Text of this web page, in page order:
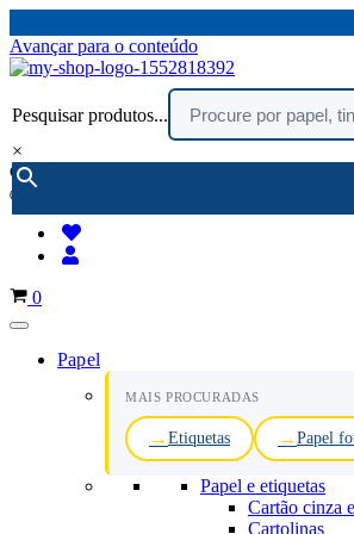
Avançar para o conteúdo
Pesquisar produtos...
×
encomendar por telefone :
(chamada rede fixa nacional)
Carrinho
0
Papel
MAIS PROCURADAS
Etiquetas Papel
Papel e etiquetas
Cartão cinza
Cartolinas